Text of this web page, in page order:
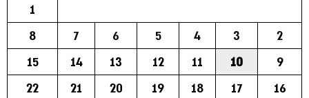
1
2
3
4
5
6
7
8
9
10
11
12
13
14
15
16
17
18
19
20
21
22